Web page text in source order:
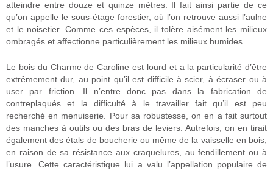
atteindre entre douze et quinze mètres. Il fait ainsi partie de ce
qu’on appelle le sous-étage forestier, où l’on retrouve aussi l’aulne
et le noisetier. Comme ces espèces, il tolère aisément les milieux
ombragés et affectionne particulièrement les milieux humides.
Le bois du Charme de Caroline est lourd et a la particularité d’être
extrêmement dur, au point qu’il est difficile à scier, à écraser ou à
user par friction. Il n’entre donc pas dans la fabrication de
contreplaqués et la difficulté à le travailler fait qu’il est peu
recherché en menuiserie. Pour sa robustesse, on en a fait surtout
des manches à outils ou des bras de leviers. Autrefois, on en tirait
également des étals de boucherie ou même de la vaisselle en bois,
en raison de sa résistance aux craquelures, au fendillement ou à
l’usure. Cette caractéristique lui a valu l’appellation populaire de